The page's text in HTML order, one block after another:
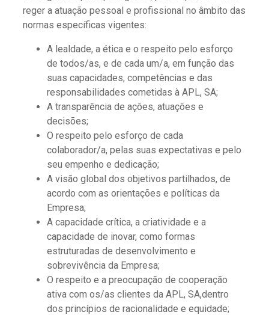
reger a atuação pessoal e profissional no âmbito das
normas específicas vigentes:
A lealdade, a ética e o respeito pelo esforço
de todos/as, e de cada um/a, em função das
suas capacidades, competências e das
responsabilidades cometidas à APL, SA;
A transparência de ações, atuações e
decisões;
O respeito pelo esforço de cada
colaborador/a, pelas suas expectativas e pelo
seu empenho e dedicação;
A visão global dos objetivos partilhados, de
acordo com as orientações e políticas da
Empresa;
A capacidade crítica, a criatividade e a
capacidade de inovar, como formas
estruturadas de desenvolvimento e
sobrevivência da Empresa;
O respeito e a preocupação de cooperação
ativa com os/as clientes da APL, SA,dentro
dos princípios de racionalidade e equidade;